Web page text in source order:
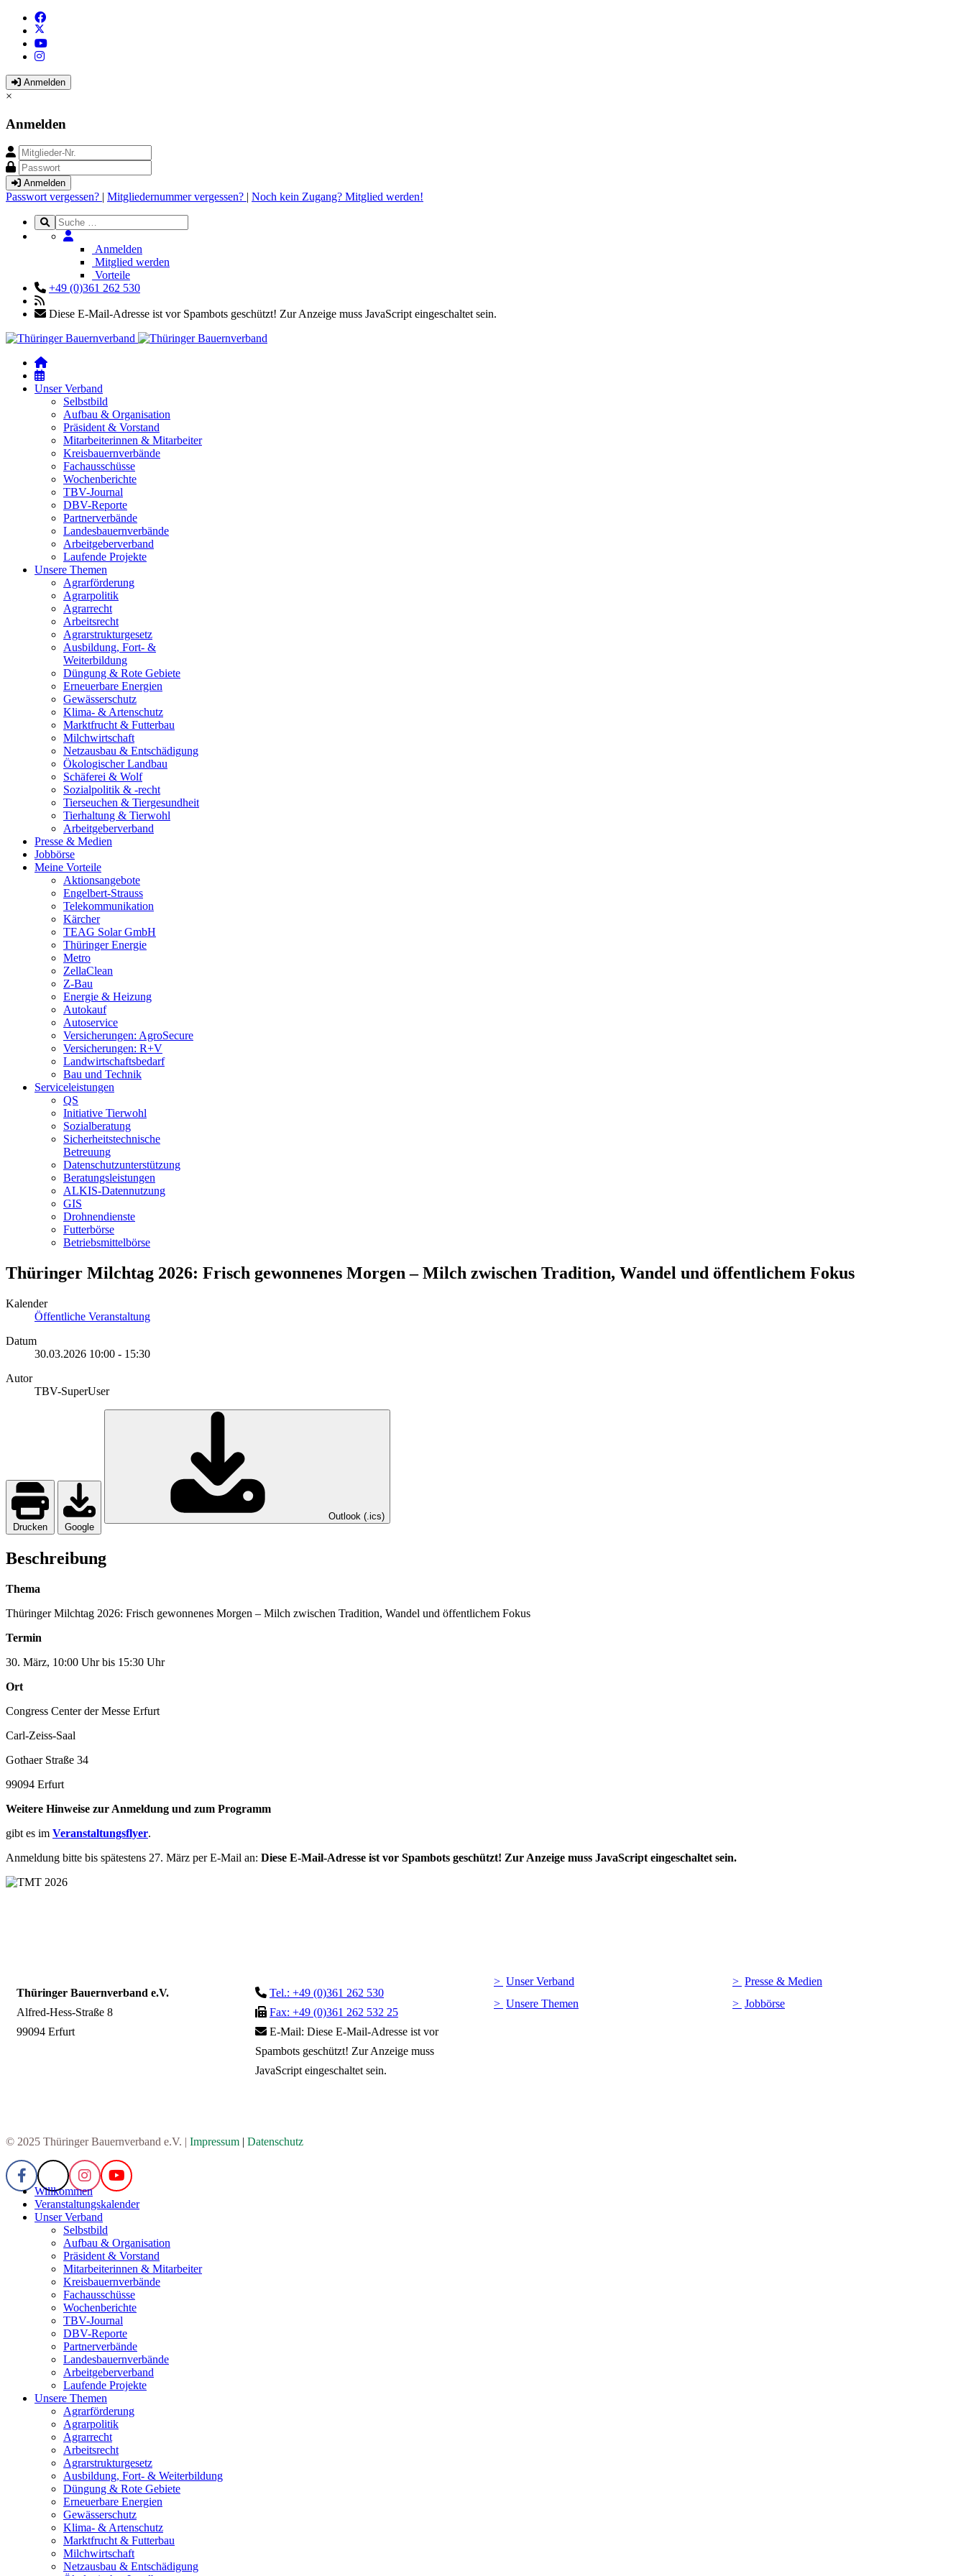
Anmelden
×
Anmelden
Anmelden
Passwort vergessen? | Mitgliedernummer vergessen? | Noch kein Zugang? Mitglied werden!
Anmelden
Mitglied werden
Vorteile
+49 (0)361 262 530
Diese E-Mail-Adresse ist vor Spambots geschützt! Zur Anzeige muss JavaScript eingeschaltet sein.
Unser Verband
Selbstbild
Aufbau & Organisation
Präsident & Vorstand
Mitarbeiterinnen & Mitarbeiter
Kreisbauernverbände
Fachausschüsse
Wochenberichte
TBV-Journal
DBV-Reporte
Partnerverbände
Landesbauernverbände
Arbeitgeberverband
Laufende Projekte
Unsere Themen
Agrarförderung
Agrarpolitik
Agrarrecht
Arbeitsrecht
Agrarstrukturgesetz
Ausbildung, Fort- &
Weiterbildung
Düngung & Rote Gebiete
Erneuerbare Energien
Gewässerschutz
Klima- & Artenschutz
Marktfrucht & Futterbau
Milchwirtschaft
Netzausbau & Entschädigung
Ökologischer Landbau
Schäferei & Wolf
Sozialpolitik & -recht
Tierseuchen & Tiergesundheit
Tierhaltung & Tierwohl
Arbeitgeberverband
Presse & Medien
Jobbörse
Meine Vorteile
Aktionsangebote
Engelbert-Strauss
Telekommunikation
Kärcher
TEAG Solar GmbH
Thüringer Energie
Metro
ZellaClean
Z-Bau
Energie & Heizung
Autokauf
Autoservice
Versicherungen: AgroSecure
Versicherungen: R+V
Landwirtschaftsbedarf
Bau und Technik
Service­­leistungen
QS
Initiative Tierwohl
Sozialberatung
Sicherheitstechnische
Betreuung
Datenschutzunterstützung
Beratungsleistungen
ALKIS-Datennutzung
GIS
Drohnendienste
Futterbörse
Betriebsmittelbörse
Thüringer Milchtag 2026: Frisch gewonnenes Morgen – Milch zwischen Tradition, Wandel und öffentlichem Fokus
Kalender
Öffentliche Veranstaltung
Datum
30.03.2026 10:00 - 15:30
Autor
TBV-SuperUser
Drucken Google
Outlook (.ics)
Beschreibung
Thema
Thüringer Milchtag 2026: Frisch gewonnenes Morgen – Milch zwischen Tradition, Wandel und öffentlichem Fokus
Termin
30. März, 10:00 Uhr bis 15:30 Uhr
Ort
Congress Center der Messe Erfurt
Carl-Zeiss-Saal
Gothaer Straße 34
99094 Erfurt
Weitere Hinweise zur Anmeldung und zum Programm
gibt es im Veranstaltungsflyer.
Anmeldung bitte bis spätestens 27. März per E-Mail an: Diese E-Mail-Adresse ist vor Spambots geschützt! Zur Anzeige muss JavaScript eingeschaltet sein.
Thüringer Bauernverband e.V.
Alfred-Hess-Straße 8
99094 Erfurt
Tel.: +49 (0)361 262 530
Fax: +49 (0)361 262 532 25
E-Mail: Diese E-Mail-Adresse ist vor
Spambots geschützt! Zur Anzeige muss
JavaScript eingeschaltet sein.
Unser Verband
Unsere Themen
Presse & Medien
Jobbörse
© 2025 Thüringer Bauernverband e.V. | Impressum | Datenschutz
Willkommen
Veranstaltungskalender
Unser Verband
Selbstbild
Aufbau & Organisation
Präsident & Vorstand
Mitarbeiterinnen & Mitarbeiter
Kreisbauernverbände
Fachausschüsse
Wochenberichte
TBV-Journal
DBV-Reporte
Partnerverbände
Landesbauernverbände
Arbeitgeberverband
Laufende Projekte
Unsere Themen
Agrarförderung
Agrarpolitik
Agrarrecht
Arbeitsrecht
Agrarstrukturgesetz
Ausbildung, Fort- & Weiterbildung
Düngung & Rote Gebiete
Erneuerbare Energien
Gewässerschutz
Klima- & Artenschutz
Marktfrucht & Futterbau
Milchwirtschaft
Netzausbau & Entschädigung